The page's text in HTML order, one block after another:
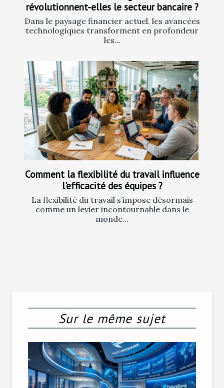
révolutionnent-elles le secteur bancaire ?
Dans le paysage financier actuel, les avancées
technologiques transforment en profondeur
les...
Comment la flexibilité du travail influence
l'efficacité des équipes ?
La flexibilité du travail s’impose désormais
comme un levier incontournable dans le
monde...
Sur le même sujet